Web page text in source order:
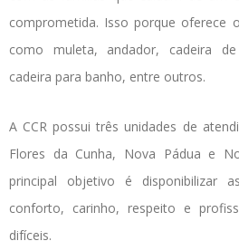
comprometida. Isso porque oferece
como muleta, andador, cadeira
cadeira para banho, entre outros.
A CCR possui três unidades de
Flores da Cunha, Nova Pádua e
principal objetivo é disponibilizar
conforto, carinho, respeito e
difíceis.